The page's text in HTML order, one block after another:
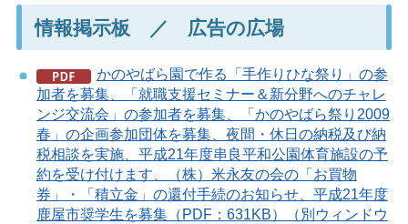
情報掲示板 ／ 広告の広場
かのやばら園で作る「手作りひな祭り」の参
加者を募集、「就職支援セミナー＆新分野へのチャレ
ンジ交流会」の参加者を募集、「かのやばら祭り2009
春」の企画参加団体を募集、夜間・休日の納税及び納
税相談を実施、平成21年度串良平和公園体育施設の予
約を受け付けます、（株）米永友の会の「お買物
券」・「積立金」の還付手続のお知らせ、平成21年度
鹿屋市奨学生を募集（PDF：631KB）（別ウィンドウ